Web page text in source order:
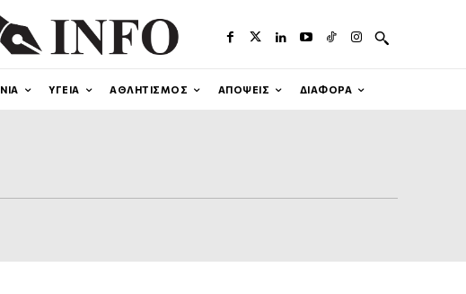
ΥΓΕΙΑ ΑΘΛΗΤΙΣΜΟΣ ΑΠΟΨΕΙΣ ΔΙΑΦΟΡΑ